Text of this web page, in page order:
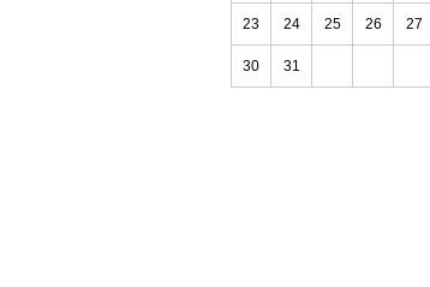
23 24 25 26 27
30 31